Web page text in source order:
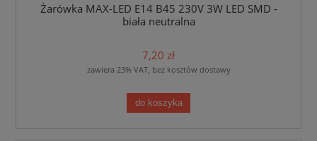
Żarówka MAX-LED E14 B45 230V 3W LED SMD -
biała neutralna
7,20 zł
zawiera 23% VAT, bez kosztów dostawy
do koszyka